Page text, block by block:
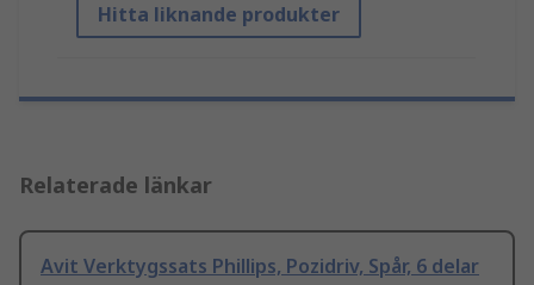
Hitta liknande produkter
Relaterade länkar
Avit Verktygssats Phillips, Pozidriv, Spår, 6 delar